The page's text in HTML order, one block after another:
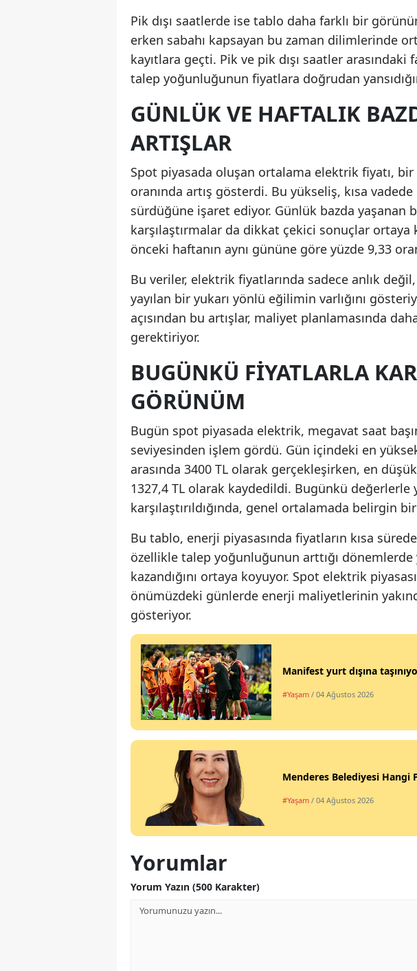
Pik dışı saatlerde ise tablo daha farklı bir
erken sabahı kapsayan bu zaman dilimlerinde
kayıtlara geçti. Pik ve pik dışı saatler arasındaki
talep yoğunluğunun fiyatlara doğrudan
GÜNLÜK VE HAFTALIK
ARTIŞLAR
Spot piyasada oluşan ortalama elektrik fiyatı,
oranında artış gösterdi. Bu yükseliş, kısa
sürdüğüne işaret ediyor. Günlük bazda yaşanan
karşılaştırmalar da dikkat çekici sonuçlar ortaya
önceki haftanın aynı gününe göre yüzde 9,33
Bu veriler, elektrik fiyatlarında sadece anlık
yayılan bir yukarı yönlü eğilimin varlığını
açısından bu artışlar, maliyet planlamasında
gerektiriyor.
BUGÜNKÜ FIYATLARLA
GÖRÜNÜM
Bugün spot piyasada elektrik, megavat saat
seviyesinden işlem gördü. Gün içindeki en
arasında 3400 TL olarak gerçekleşirken, en
1327,4 TL olarak kaydedildi. Bugünkü değerlerle
karşılaştırıldığında, genel ortalamada belirgin
Bu tablo, enerji piyasasında fiyatların kısa
özellikle talep yoğunluğunun arttığı dönemlerde
kazandığını ortaya koyuyor. Spot elektrik
önümüzdeki günlerde enerji maliyetlerinin
gösteriyor.
Manifest yurt dışına
#Yaşam / 04 Ağustos 2026
Menderes Belediyesi Hangi
#Yaşam / 04 Ağustos 2026
Yorumlar
Yorum Yazın (500 Karakter)